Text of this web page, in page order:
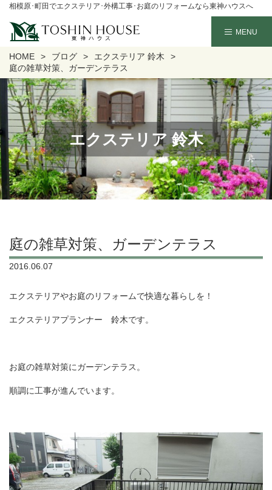
相模原･町田でエクステリア･外構工事･お庭のリフォームなら東神ハウスへ
HOME ブログ
エクステリア 鈴木
庭の雑草対策、ガーデンテラス
エクステリア 鈴木
庭の雑草対策、ガーデンテラス
2016.06.07
エクステリアやお庭のリフォームで快適な暮らしを！
エクステリアプランナー 鈴木です。
お庭の雑草対策にガーデンテラス。
順調に工事が進んでいます。